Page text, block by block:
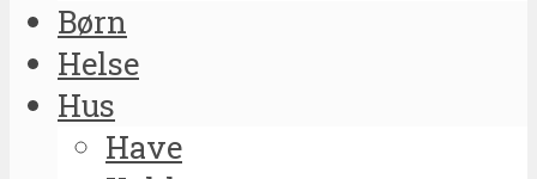
Børn
Helse
Hus
Have